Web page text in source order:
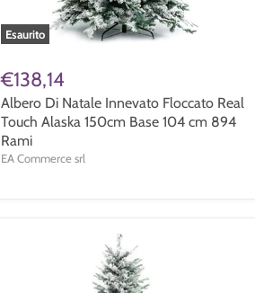
Esaurito
€138,14
Albero Di Natale Innevato Floccato Real
Touch Alaska 150cm Base 104 cm 894
Rami
EA Commerce srl